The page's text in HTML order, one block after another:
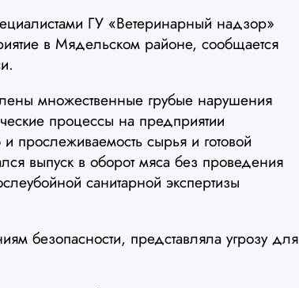
ГУ «Ветеринарный надзор»
в Мядельском районе, сообщается
множественные грубые нарушения
процессы на предприятии
сырья и готовой
выпуск в оборот мяса без проведения
санитарной экспертизы
безопасности, представляла угрозу для